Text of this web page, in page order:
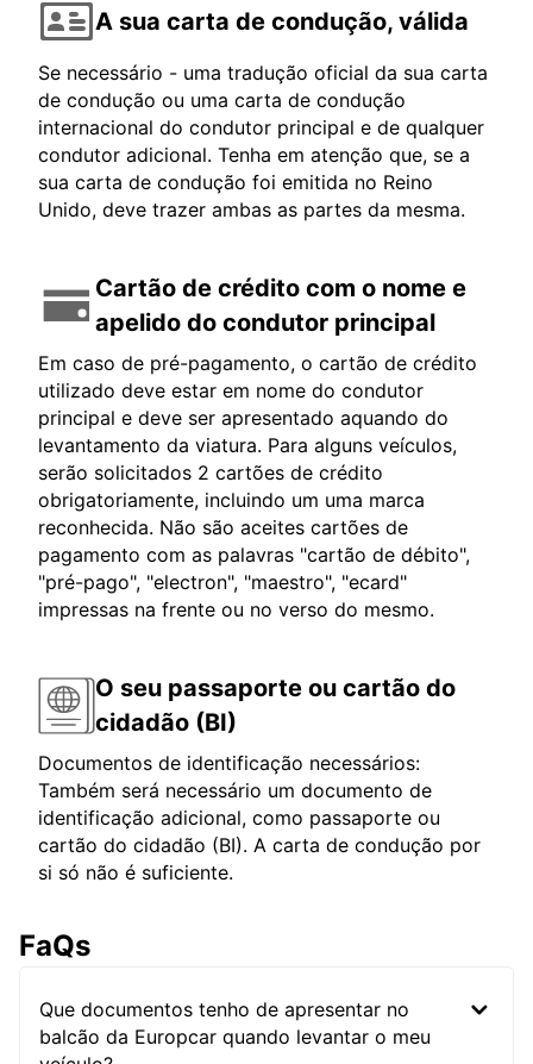
A sua carta de condução, válida
Se necessário - uma tradução oficial da sua carta
de condução ou uma carta de condução
internacional do condutor principal e de qualquer
condutor adicional. Tenha em atenção que, se a
sua carta de condução foi emitida no Reino
Unido, deve trazer ambas as partes da mesma.
Cartão de crédito com o nome e
apelido do condutor principal
Em caso de pré-pagamento, o cartão de crédito
utilizado deve estar em nome do condutor
principal e deve ser apresentado aquando do
levantamento da viatura. Para alguns veículos,
serão solicitados 2 cartões de crédito
obrigatoriamente, incluindo um uma marca
reconhecida. Não são aceites cartões de
pagamento com as palavras "cartão de débito",
"pré-pago", "electron", "maestro", "ecard"
impressas na frente ou no verso do mesmo.
O seu passaporte ou cartão do
cidadão (BI)
Documentos de identificação necessários:
Também será necessário um documento de
identificação adicional, como passaporte ou
cartão do cidadão (BI). A carta de condução por
si só não é suficiente.
FaQs
Que documentos tenho de apresentar no
balcão da Europcar quando levantar o meu